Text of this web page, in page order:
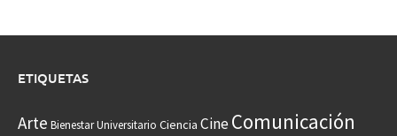
ETIQUETAS
Arte Bienestar Universitario Ciencia CineComunicación